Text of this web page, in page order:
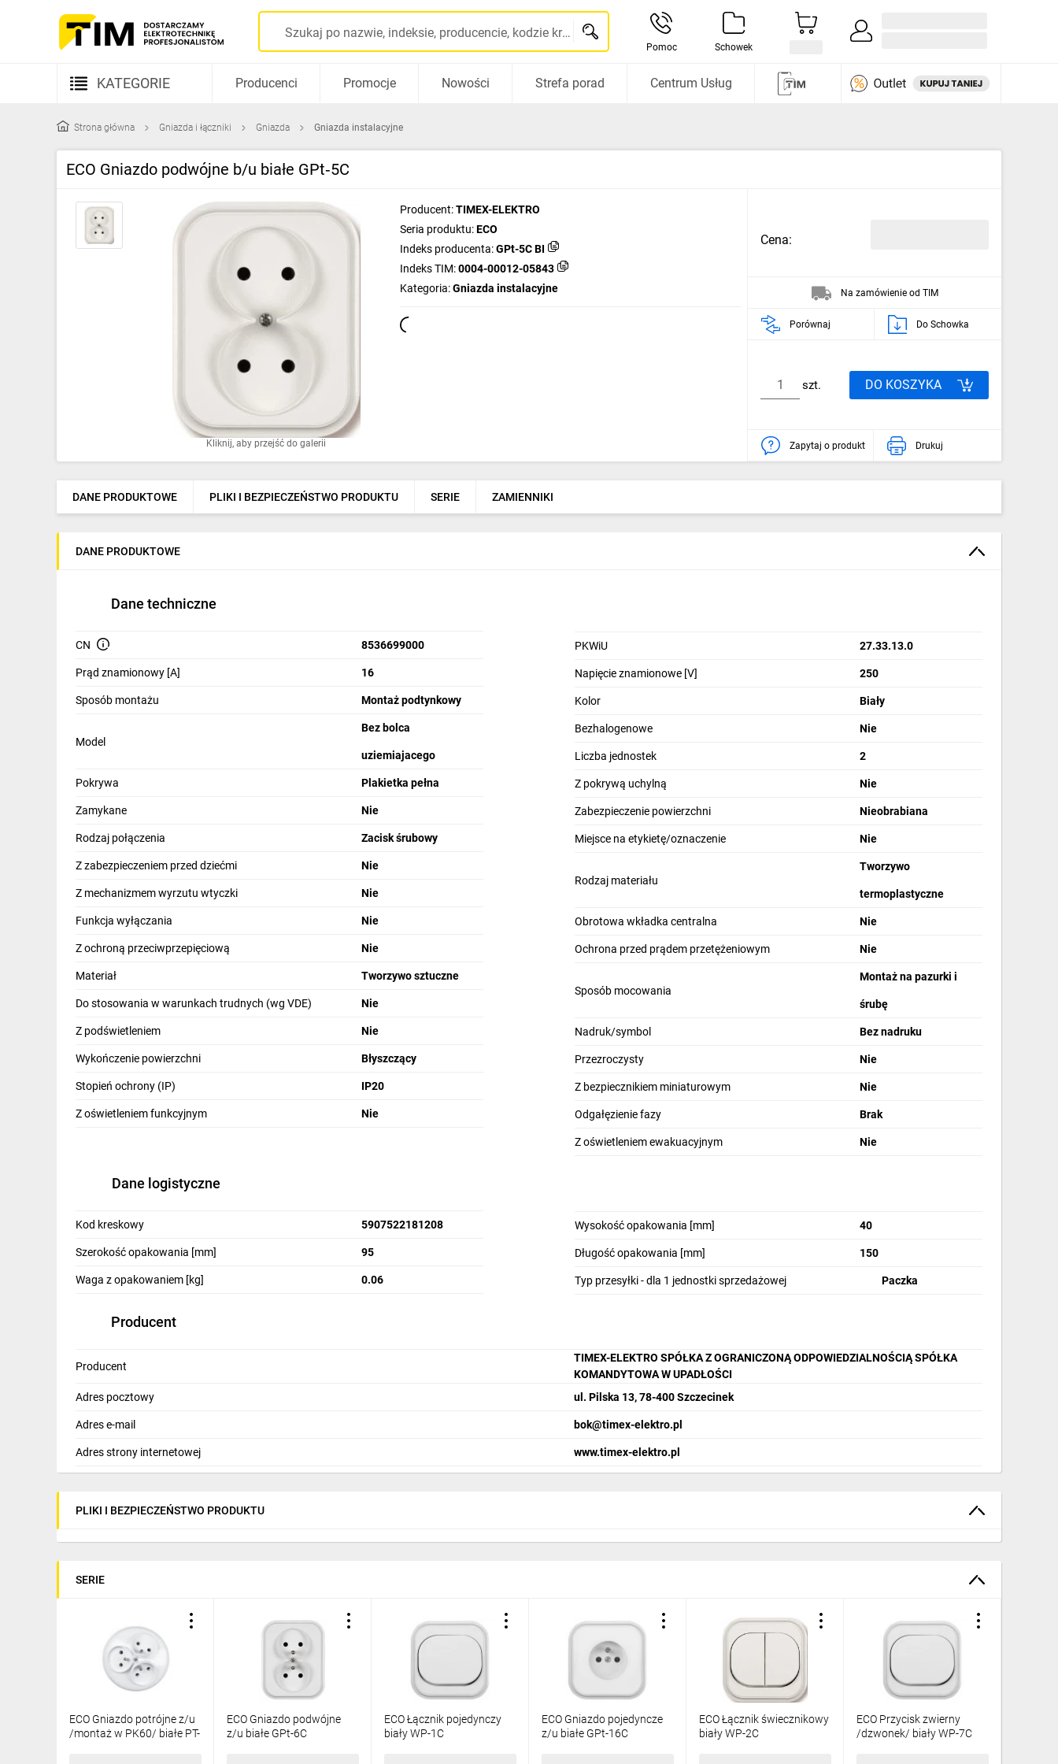
Szukaj po nazwie, indeksie, producencie, kodzie kreskowym...
Pomoc Schowek
KATEGORIE
Kable i przewody
Rozdzielnice i obudowy
Elementy prowadzenia kabli
Fotowoltaika
Ogrzewanie
Elektronarzędzia i mierniki
Dom i ogród
Odzież ochronna i BHP
Inne
Budowa i Remont
Elektronika
Smart home
Wentylacja i rekuperacja
Producenci Promocje Nowości Strefa porad Centrum Usług
Strona główna Gniazda i łączniki Gniazda Gniazda instalacyjne
ECO Gniazdo podwójne b/u białe GPt‑5C
Kliknij, aby przejść do galerii
Producent:TIMEX-ELEKTRO
Seria produktu:ECO
Indeks producenta:GPt-5C BI
Indeks TIM:0004-00012-05843
Kategoria:Gniazda instalacyjne
Cena:
Na zamówienie od TIM
Porównaj Do Schowka
szt. DO KOSZYKA
Zapytaj o produkt Drukuj
DANE PRODUKTOWE PLIKI I BEZPIECZEŃSTWO PRODUKTU SERIE ZAMIENNIKI
DANE PRODUKTOWE
Dane techniczne
CN 8536699000
Prąd znamionowy [A] 16
Sposób montażu Montaż podtynkowy
Model
Bez bolca
uziemiajacego
Pokrywa Plakietka pełna
Zamykane Nie
Rodzaj połączenia Zacisk śrubowy
Z zabezpieczeniem przed dziećmi Nie
Z mechanizmem wyrzutu wtyczki Nie
Funkcja wyłączania Nie
Z ochroną przeciwprzepięciową Nie
Materiał Tworzywo sztuczne
Do stosowania w warunkach trudnych (wg VDE) Nie
Z podświetleniem Nie
Wykończenie powierzchni Błyszczący
Stopień ochrony (IP) IP20
Z oświetleniem funkcyjnym Nie
PKWiU 27.33.13.0
Napięcie znamionowe [V] 250
Kolor Biały
Bezhalogenowe Nie
Liczba jednostek 2
Z pokrywą uchylną Nie
Zabezpieczenie powierzchni Nieobrabiana
Miejsce na etykietę/oznaczenie Nie
Rodzaj materiału
Tworzywo
termoplastyczne
Obrotowa wkładka centralna Nie
Ochrona przed prądem przetężeniowym Nie
Sposób mocowania
Montaż na pazurki i
śrubę
Nadruk/symbol Bez nadruku
Przezroczysty Nie
Z bezpiecznikiem miniaturowym Nie
Odgałęzienie fazy Brak
Z oświetleniem ewakuacyjnym Nie
Dane logistyczne
Kod kreskowy 5907522181208
Szerokość opakowania [mm] 95
Waga z opakowaniem [kg] 0.06
Wysokość opakowania [mm] 40
Długość opakowania [mm] 150
Typ przesyłki - dla 1 jednostki sprzedażowej Paczka
Producent
Producent
TIMEX-ELEKTRO SPÓŁKA Z OGRANICZONĄ ODPOWIEDZIALNOŚCIĄ SPÓŁKA
KOMANDYTOWA W UPADŁOŚCI
Adres pocztowy
ul. Pilska 13, 78-400 Szczecinek
Adres e-mail bok@timex-elektro.pl
Adres strony internetowej www.timex-elektro.pl
PLIKI I BEZPIECZEŃSTWO PRODUKTU
SERIE
ECO Gniazdo potrójne z/u
/montaż w PK60/ białe PT-
ECO Gniazdo podwójne
z/u białe GPt-6C
ECO Łącznik pojedynczy
biały WP-1C
ECO Gniazdo pojedyncze
z/u białe GPt-16C
ECO Łącznik świecznikowy
biały WP-2C
ECO Przycisk zwierny
/dzwonek/ biały WP-7C